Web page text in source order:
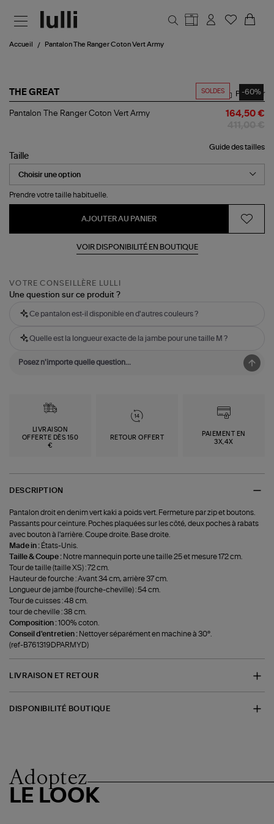
Accueil Pantalon The Ranger Coton Vert Army
SOLDES -60%
THE GREAT
Pantalon
Vert
Army
Partager
Pantalon The Ranger Coton Vert Army 164,50 €
Guide des tailles
Taille
Prendre votre taille habituelle.
AJOUTER AU PANIER
VOIR DISPONIBILITÉ EN BOUTIQUE
VOTRE CONSEILLÈRE LULLI
Une question sur ce produit ?
Ce pantalon est-il disponible en d'autres couleurs ?
Quelle est la longueur exacte de la jambe pour une taille M ?
LIVRAISON
OFFERTE DÈS 150
€
RETOUR OFFERT
PAIEMENT EN
3X,4X
DESCRIPTION
Pantalon droit en denim vert kaki a poids vert. Fermeture par zip et boutons.
Passants pour ceinture. Poches plaquées sur les côté, deux poches à rabats
avec bouton à l'arrière. Coupe droite. Base droite.
Made in : États-Unis.
Taille & Coupe : Notre mannequin porte une taille 25 et mesure 172 cm.
Tour de taille (taille XS) : 72 cm.
Hauteur de fourche : Avant 34 cm, arrière 37 cm.
Longueur de jambe (fourche-cheville) : 54 cm.
Tour de cuisses : 48 cm.
tour de cheville : 38 cm.
Composition :100% coton.
Conseil d'entretien : Nettoyer séparément en machine à 30°.
(ref-B761319DPARMYD)
LIVRAISON ET RETOUR
DISPONIBILITÉ BOUTIQUE
Adoptez
LE LOOK